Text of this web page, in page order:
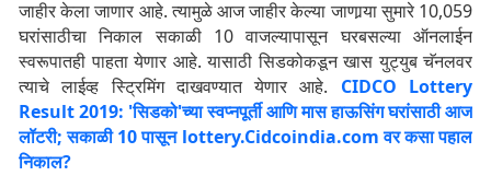
जाहीर केला जाणार आहे. त्यामुळे आज जाहीर केल्या जाणार्‍या सुमारे 10,059
घरांसाठीचा निकाल सकाळी 10 वाजल्यापासून घरबसल्या ऑनलाईन
स्वरूपातही पाहता येणार आहे. यासाठी सिडकोकडून खास युट्युब चॅनलवर
त्याचे लाईव्ह स्ट्रिमिंग दाखवण्यात येणार आहे. CIDCO Lottery
Result 2019: 'सिडको'च्या स्वप्नपूर्ती आणि मास हाऊसिंग घरांसाठी आज
लॉटरी; सकाळी 10 पासून lottery.Cidcoindia.com वर कसा पहाल
निकाल?